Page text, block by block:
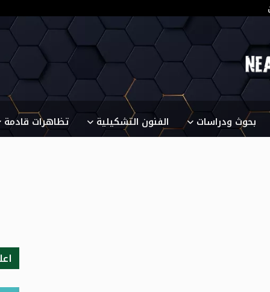
بحوث ودراسات الفنون التشكيلية تظاهرات قادمة